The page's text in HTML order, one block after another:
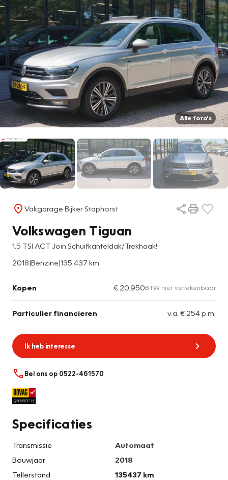
Alle foto's
Vakgarage Bijker Staphorst
Volkswagen Tiguan
1.5 TSI ACT Join Schuifkanteldak/Trekhaak!
2018|Benzine|135.437 km
Kopen € 20.950BTW niet verrekenbaar
Particulier financieren v.a. € 254 p.m.
Ik heb interesse
Bel ons op 0522-461570
Specificaties
Transmissie
Automaat
Bouwjaar
2018
Tellerstand
135437 km